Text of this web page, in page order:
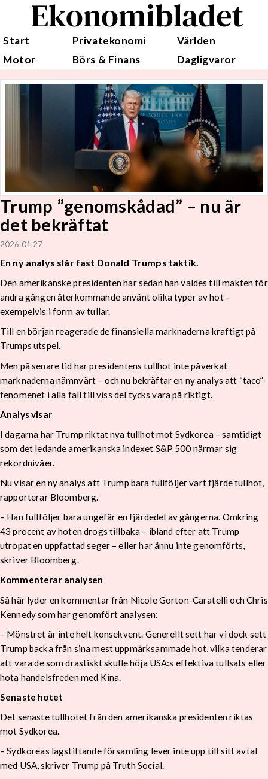
Ekonomibladet
Start Privatekonomi
Världen
Motor
Börs & Finans Dagligvaror
Trump ”genomskådad” – nu är
det bekräftat
2026 01 27
En ny analys slår fast Donald Trumps taktik.
Den amerikanske presidenten har sedan han valdes till makten för
andra gången återkommande använt olika typer av hot –
exempelvis i form av tullar.
Till en början reagerade de finansiella marknaderna kraftigt på
Trumps utspel.
Men på senare tid har presidentens tullhot inte påverkat
marknaderna nämnvärt – och nu bekräftar en ny analys att “taco”-
fenomenet i alla fall till viss del tycks vara på riktigt.
Analys visar
I dagarna har Trump riktat nya tullhot mot Sydkorea – samtidigt
som det ledande amerikanska indexet S&P 500 närmar sig
rekordnivåer.
Nu visar en ny analys att Trump bara fullföljer vart fjärde tullhot,
rapporterar Bloomberg.
– Han fullföljer bara ungefär en fjärdedel av gångerna. Omkring
43 procent av hoten drogs tillbaka – ibland efter att Trump
utropat en uppfattad seger – eller har ännu inte genomförts,
skriver Bloomberg.
Kommenterar analysen
Så här lyder en kommentar från Nicole Gorton-Caratelli och Chris
Kennedy som har genomfört analysen:
– Mönstret är inte helt konsekvent. Generellt sett har vi dock sett
Trump backa från sina mest uppmärksammade hot, vilka tenderar
att vara de som drastiskt skulle höja USA:s effektiva tullsats eller
hota handelsfreden med Kina.
Senaste hotet
Det senaste tullhotet från den amerikanska presidenten riktas
mot Sydkorea.
– Sydkoreas lagstiftande församling lever inte upp till sitt avtal
med USA, skriver Trump på Truth Social.